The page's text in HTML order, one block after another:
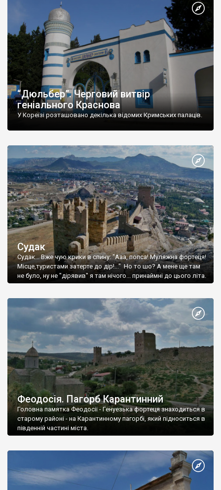
“Дюльбер”. Черговий витвір
геніального Краснова
У Кореїзі розташовано декілька відомих Кримських палаців.
Судак
Судак... Вже чую крики в спину: "Ааа, попса! Муляжна фортеця!
Місце,туристами затерте до дір!..." Но то шо? А мене ще там
не було, ну не "дірявив" я там нічого... принаймні до цього літа.
Феодосія. Пагорб Карантинний
Головна памятка Феодосії - Генуезька фортеця знаходиться в
старому районі - на Карантинному пагорбі, який підноситься в
південній частині міста.